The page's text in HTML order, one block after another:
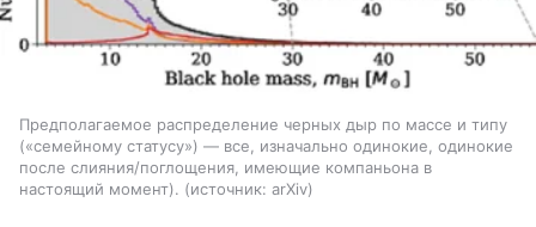
Предполагаемое распределение черных дыр по массе и типу
(«семейному статусу») — все, изначально одинокие, одинокие
после слияния/поглощения, имеющие компаньона в
настоящий момент).
источник: arXiv